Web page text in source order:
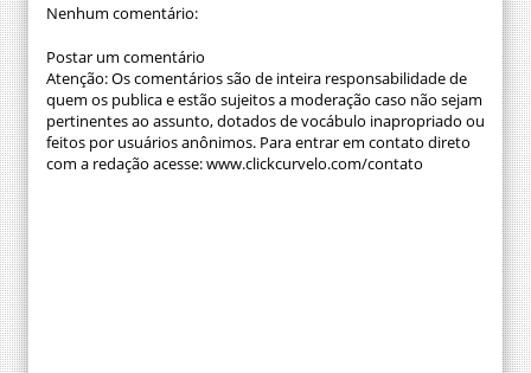
Nenhum comentário:
Postar um comentário
Atenção: Os comentários são de inteira responsabilidade de
quem os publica e estão sujeitos a moderação caso não sejam
pertinentes ao assunto, dotados de vocábulo inapropriado ou
feitos por usuários anônimos. Para entrar em contato direto
com a redação acesse: www.clickcurvelo.com/contato